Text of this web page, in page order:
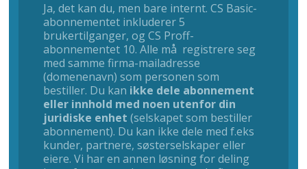
Ja, det kan du, men bare internt. CS Basic-
abonnementet inkluderer 5
brukertilganger, og CS Proff-
abonnementet 10. Alle må registrere seg
med samme firma-mailadresse
(domenenavn) som personen som
bestiller. Du kan ikke dele abonnement
eller innhold med noen utenfor din
juridiske enhet (selskapet som bestiller
abonnement). Du kan ikke dele med f.eks
kunder, partnere, søsterselskaper eller
eiere. Vi har en annen løsning for deling